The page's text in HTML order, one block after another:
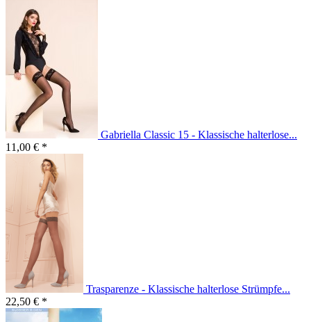
Gabriella Classic 15 - Klassische halterlose...
11,00 € *
Trasparenze - Klassische halterlose Strümpfe...
22,50 € *